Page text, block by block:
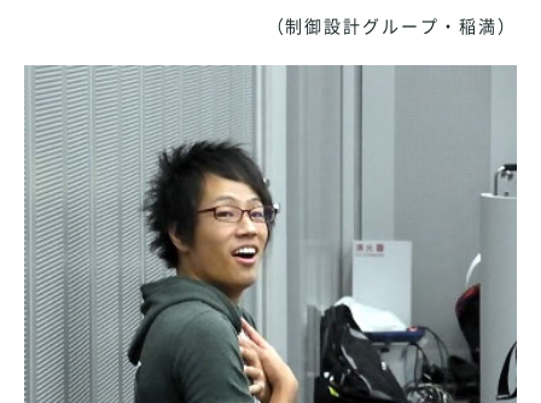
（制御設計グループ・稲満）